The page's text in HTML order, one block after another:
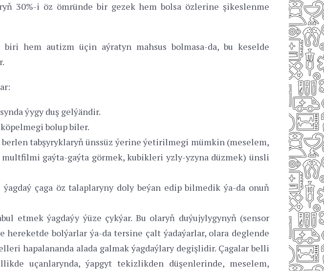
30%-i öz ömründe bir gezek hem bolsa özlerine şikeslenme
hem autizm üçin aýratyn mahsus bolmasa-da, bu keselde
ýygy duş gelýändir.
bolup biler.
tabşyryklaryň ünssüz ýerine ýetirilmegi mümkin (meselem,
gaýta-gaýta görmek, kubikleri yzly-yzyna düzmek) ünsli
çaga öz talaplaryny doly beýan edip bilmedik ýa-da onuň
etmek ýagdaýy ýüze çykýar. Bu olaryň duýujylygynyň (sensor
bolýarlar ýa-da tersine çalt ýadaýarlar, olara deglende
hapalananda alada galmak ýagdaýlary degişlidir. Çagalar belli
uçanlarynda, ýapgyt tekizlikden düşenlerinde, meselem,